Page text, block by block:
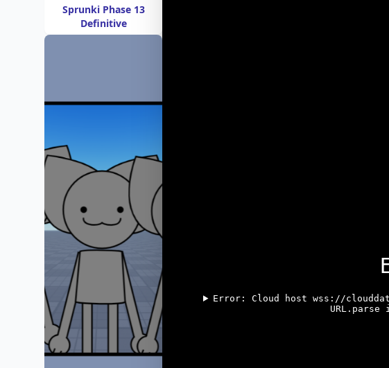
Sprunki Phase 13
Definitive